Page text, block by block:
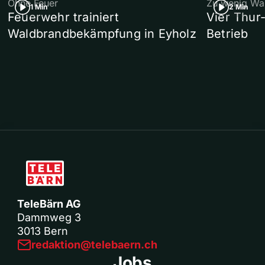
1 Min
Ohne Feuer
Feuerwehr trainiert
Waldbrandbekämpfung in Eyholz
2 Min
Zu wenig
Vier
Betrieb
TeleBärn AG
Dammweg 3
3013 Bern
redaktion@telebaern.ch